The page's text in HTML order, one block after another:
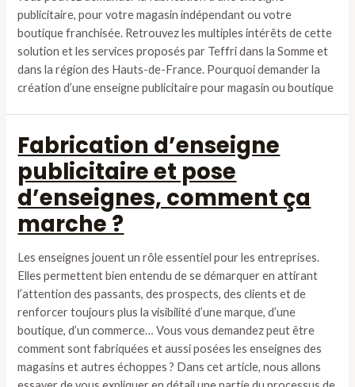
publicitaire, pour votre magasin indépendant ou votre
boutique franchisée. Retrouvez les multiples intérêts de cette
solution et les services proposés par Teffri dans la Somme et
dans la région des Hauts-de-France. Pourquoi demander la
création d’une enseigne publicitaire pour magasin ou boutique
Fabrication d’enseigne
publicitaire et pose
d’enseignes, comment ça
marche ?
Les enseignes jouent un rôle essentiel pour les entreprises.
Elles permettent bien entendu de se démarquer en attirant
l’attention des passants, des prospects, des clients et de
renforcer toujours plus la visibilité d’une marque, d’une
boutique, d’un commerce… Vous vous demandez peut être
comment sont fabriquées et aussi posées les enseignes des
magasins et autres échoppes ? Dans cet article, nous allons